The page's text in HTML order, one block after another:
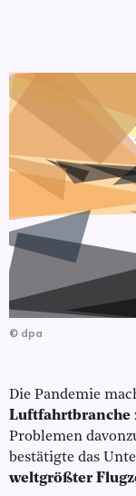
© dpa
Die Pandemie
Luftfahrtbranche
Problemen
bestätigte das
weltgrößter